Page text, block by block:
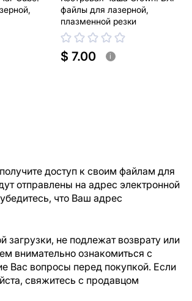
файлы для лазерной,
плазменной резки
$ 7.00 i
доступ к своим файлам для
отправлены на адрес электронной
что Ваш адрес
не подлежат возврату или
внимательно ознакомиться с
Вас вопросы перед покупкой. Если
свяжитесь с продавцом